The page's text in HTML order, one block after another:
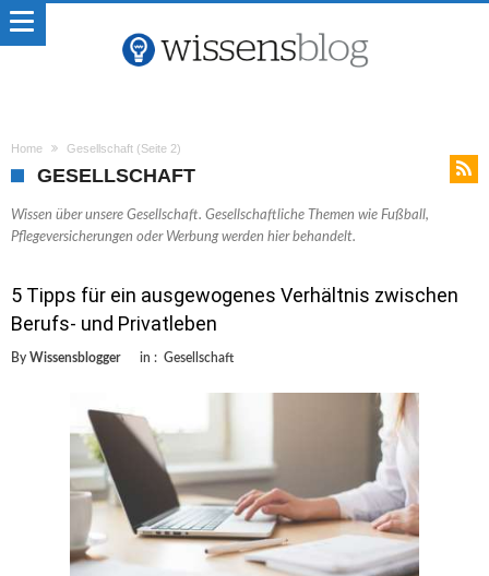
Home Gesellschaft (Seite 2)
GESELLSCHAFT
Wissen über unsere Gesellschaft. Gesellschaftliche Themen wie Fußball,
Pflegeversicherungen oder Werbung werden hier behandelt.
5 Tipps für ein ausgewogenes Verhältnis zwischen
Berufs- und Privatleben
By Wissensblogger in : Gesellschaft